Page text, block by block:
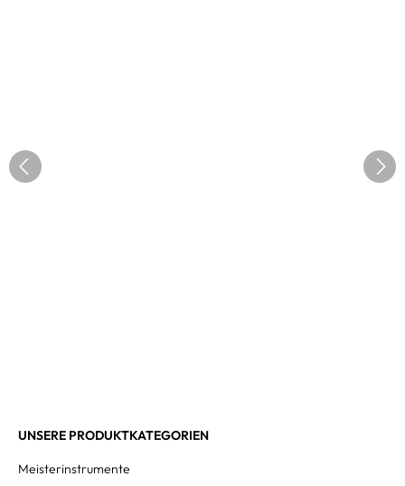
UNSERE PRODUKTKATEGORIEN
Meisterinstrumente